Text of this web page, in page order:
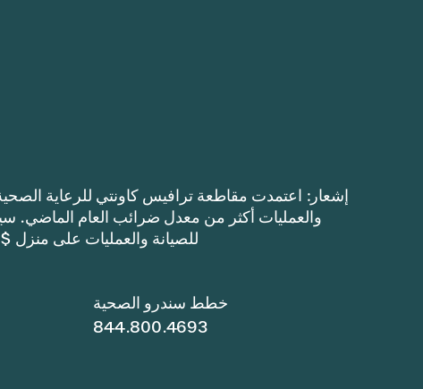
للصيانة والعمليات على منزل $100,000 بحوالي $8.41 (ثمانية دولارات وواحد وأربعين سنتًا).
خطط سندرو الصحية
844.800.4693